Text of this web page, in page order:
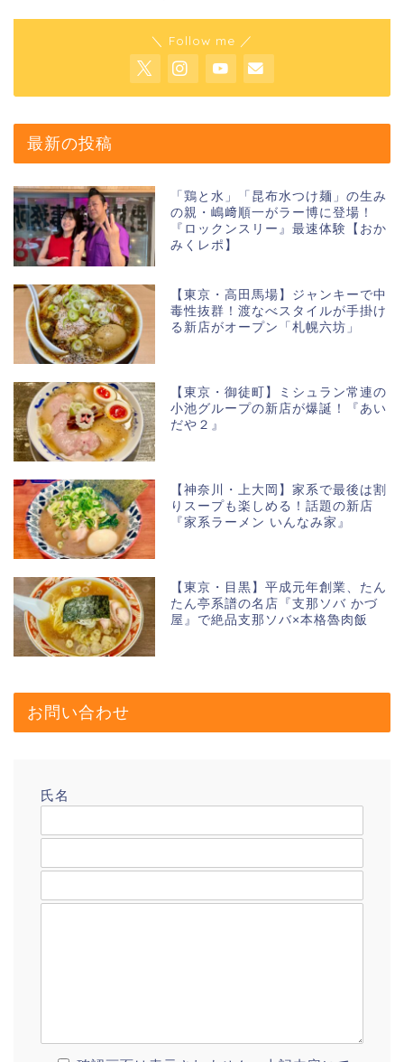
＼ Follow me ／
最新の投稿
「鶏と水」「昆布水つけ麺」の生み
の親・嶋﨑順一がラー博に登場！
『ロックンスリー』最速体験【おか
みくレポ】
【東京・高田馬場】ジャンキーで中
毒性抜群！渡なべスタイルが手掛け
る新店がオープン「札幌六坊」
【東京・御徒町】ミシュラン常連の
小池グループの新店が爆誕！『あい
だや２』
【神奈川・上大岡】家系で最後は割
りスープも楽しめる！話題の新店
『家系ラーメン いんなみ家』
【東京・目黒】平成元年創業、たん
たん亭系譜の名店『支那ソバ かづ
屋』で絶品支那ソバ×本格魯肉飯
お問い合わせ
氏名
プロフィール